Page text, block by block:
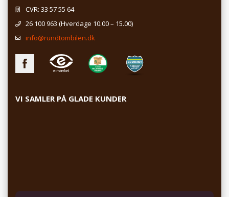
CVR: 33 57 55 64
26 100 963 (Hverdage 10.00 – 15.00)
info@rundtombilen.dk
VI SAMLER PÅ GLADE KUNDER